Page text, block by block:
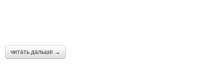
Квартиры в москве
читать дальше →